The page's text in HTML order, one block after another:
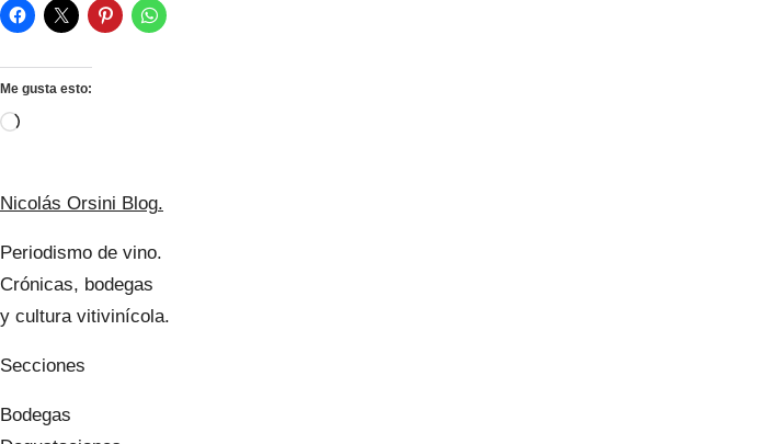
Me gusta esto:
Cargando...
Nicolás Orsini Blog.
Periodismo de vino.
Crónicas, bodegas
y cultura vitivinícola.
Secciones
Bodegas